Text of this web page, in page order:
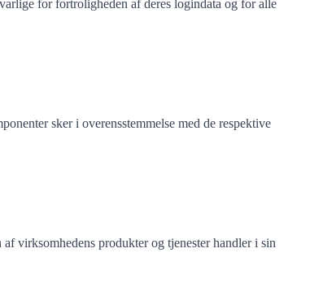
for fortroligheden af deres logindata og for alle
sker i overensstemmelse med de respektive
virksomhedens produkter og tjenester handler i sin